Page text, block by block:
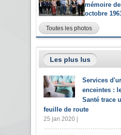
mémoire
octobre
Toutes les photos
Les plus lus
Services
enceintes :
Santé trace
feuille de route
25 jan 2020 |